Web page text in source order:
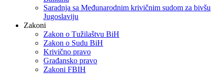
Saradnja sa Međunarodnim krivičnim sudom za bivšu
Jugoslaviju
Zakoni
Zakon o Тužilaštvu BiH
Zakon o Sudu BiH
Krivično pravo
Građansko pravo
Zakoni FBIH